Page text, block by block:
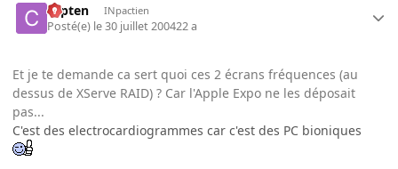
capten INpactien
Posté(e) le 30 juillet 200422 a
Et je te demande ca sert quoi ces 2 écrans fréquences (au
dessus de XServe RAID) ? Car l'Apple Expo ne les déposait
pas...
C'est des electrocardiogrammes car c'est des PC bioniques